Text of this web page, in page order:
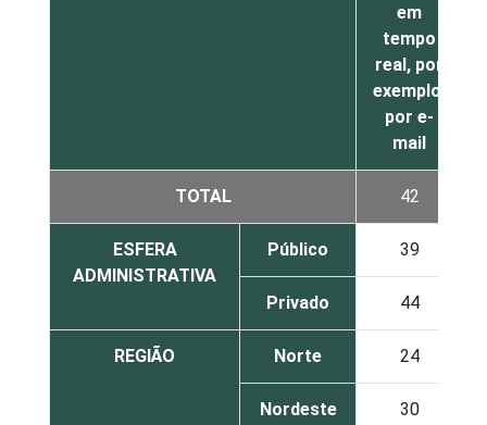
em
tempo
real, por
exemplo,
por e-
mail
TOTAL 42
ESFERA
ADMINISTRATIVA
Público 39
Privado 44
REGIÃO Norte 24
Nordeste 30